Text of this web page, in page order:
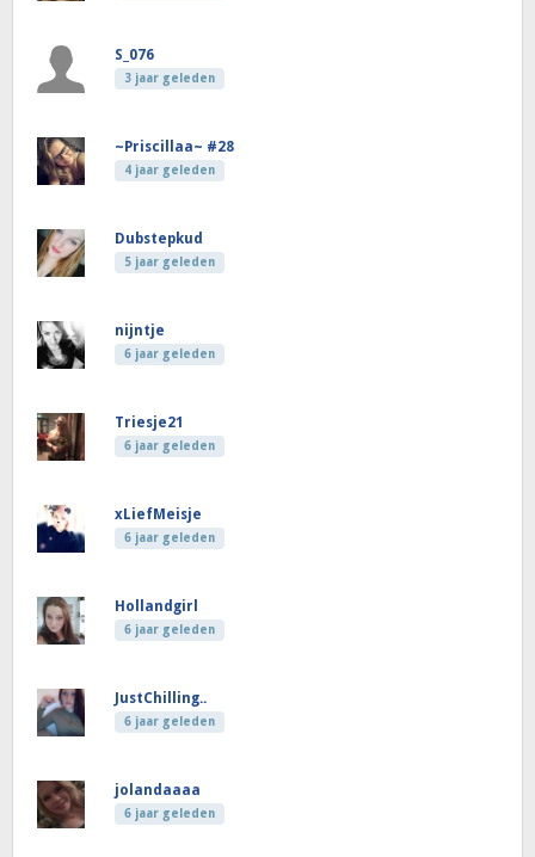
S_076
3 jaar geleden
~Priscillaa~ #28
4 jaar geleden
Dubstepkud
5 jaar geleden
nijntje
6 jaar geleden
Triesje21
6 jaar geleden
xLiefMeisje
6 jaar geleden
Hollandgirl
6 jaar geleden
JustChilling..
6 jaar geleden
jolandaaaa
6 jaar geleden